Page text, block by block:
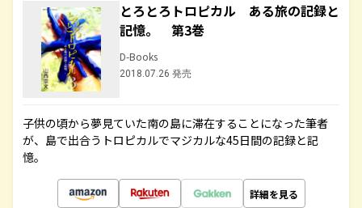
とろとろトロピカル ある旅の記録と
記憶。 第3巻
D-Books
2018.07.26 発売
子供の頃から夢見ていた南の島に滞在することになった筆者
が、島で出合うトロピカルでマジカルな45日間の記録と記
憶。
詳細を見る